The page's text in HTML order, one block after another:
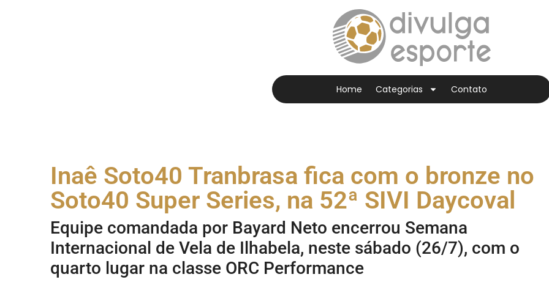
Home Categorias Contato
Inaê Soto40 Tranbrasa fica com o bronze no
Soto40 Super Series, na 52ª SIVI Daycoval
Equipe comandada por Bayard Neto encerrou Semana
Internacional de Vela de Ilhabela, neste sábado (26/7), com o
quarto lugar na classe ORC Performance